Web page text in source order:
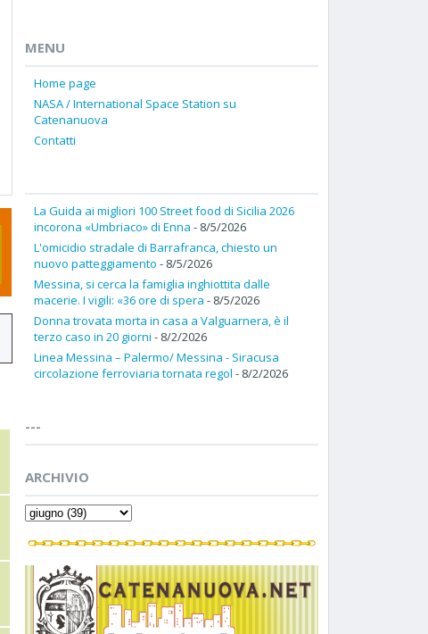
MENU
Home page
NASA / International Space Station su
Catenanuova
Contatti
La Guida ai migliori 100 Street food di Sicilia 2026
incorona «Umbriaco» di Enna - 8/5/2026
L'omicidio stradale di Barrafranca, chiesto un
nuovo patteggiamento - 8/5/2026
Messina, si cerca la famiglia inghiottita dalle
macerie. I vigili: «36 ore di spera - 8/5/2026
Donna trovata morta in casa a Valguarnera, è il
terzo caso in 20 giorni - 8/2/2026
Linea Messina – Palermo/ Messina - Siracusa
circolazione ferroviaria tornata regol - 8/2/2026
---
ARCHIVIO